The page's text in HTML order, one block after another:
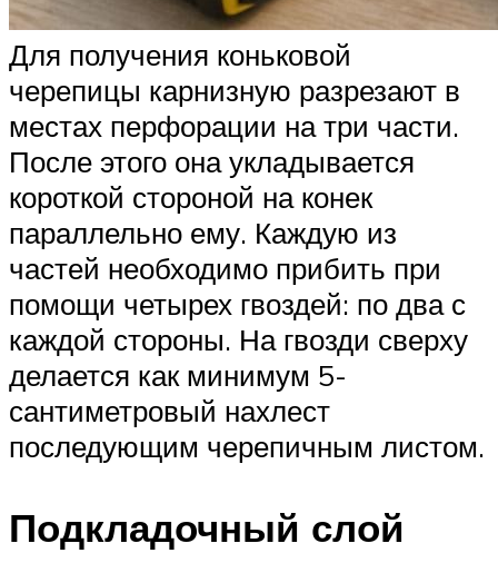
Для получения коньковой
черепицы карнизную разрезают в
местах перфорации на три части.
После этого она укладывается
короткой стороной на конек
параллельно ему. Каждую из
частей необходимо прибить при
помощи четырех гвоздей: по два с
каждой стороны. На гвозди сверху
делается как минимум 5-
сантиметровый нахлест
последующим черепичным листом.
Подкладочный слой